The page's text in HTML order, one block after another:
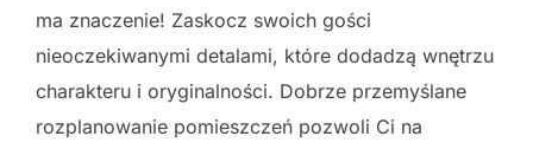
ma znaczenie! Zaskocz swoich gości
nieoczekiwanymi detalami, które dodadzą wnętrzu
charakteru i oryginalności. Dobrze przemyślane
rozplanowanie pomieszczeń pozwoli Ci na